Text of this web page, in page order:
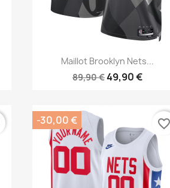
Aperçu rapide
Maillot Brooklyn Nets...
89,90 €49,90 €
-30,00 € favorite_border